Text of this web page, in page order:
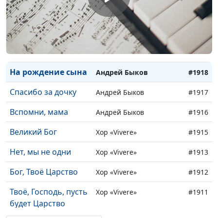
Знаки препинания Андрей Быков #1921
Плюшевые сны Андрей Быков
Два чуда Андрей Быков #1919
На рождение сына Андрей Быков #1918
Спасибо за дочку Андрей Быков #1917
Вспомни, мама Андрей Быков #1916
Великий Бог Хор «Vivere» #1915
Нет, мы не одни Хор «Vivere» #1913
Бог, Твоё Царство Хор «Vivere» #1912
Твоё, Господь, пусть
будет Царство
Хор «Vivere» #1911